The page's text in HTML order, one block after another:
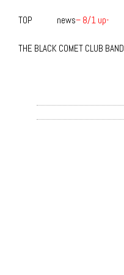
TOP news– 8/1 up-
THE BLACK COMET CLUB BAND